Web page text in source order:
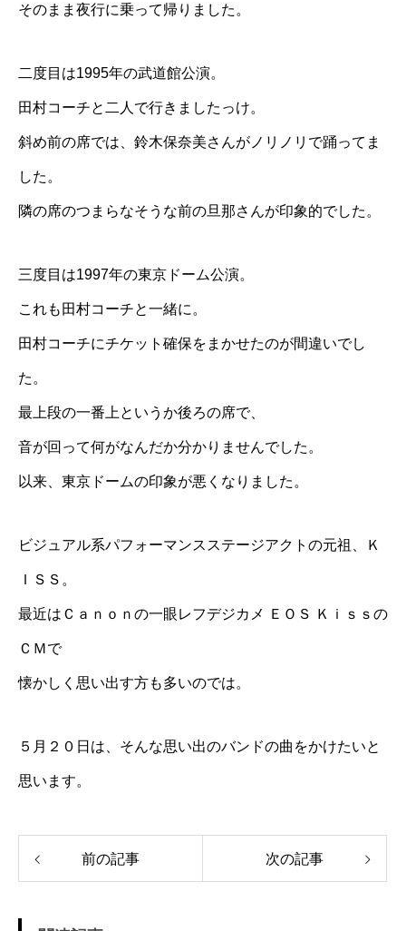
そのまま夜行に乗って帰りました。
二度目は1995年の武道館公演。
田村コーチと二人で行きましたっけ。
斜め前の席では、鈴木保奈美さんがノリノリで踊ってま
した。
隣の席のつまらなそうな前の旦那さんが印象的でした。
三度目は1997年の東京ドーム公演。
これも田村コーチと一緒に。
田村コーチにチケット確保をまかせたのが間違いでし
た。
最上段の一番上というか後ろの席で、
音が回って何がなんだか分かりませんでした。
以来、東京ドームの印象が悪くなりました。
ビジュアル系パフォーマンスステージアクトの元祖、Ｋ
ＩＳＳ。
最近はＣａｎｏｎの一眼レフデジカメ ＥＯＳ Ｋｉｓｓの
ＣＭで
懐かしく思い出す方も多いのでは。
５月２０日は、そんな思い出のバンドの曲をかけたいと
思います。
前の記事 次の記事